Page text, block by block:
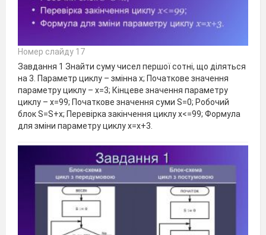
Номер слайду 17
Завдання 1 Знайти суму чисел першої сотні, що діляться
на 3. Параметр циклу – змінна х; Початкове значення
параметру циклу – х=3; Кінцеве значення параметру
циклу – х=99; Початкове значення суми S=0; Робочий
блок S=S+x; Перевірка закінчення циклу х<=99; Формула
для зміни параметру циклу х=х+3.